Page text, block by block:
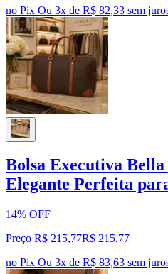
no Pix Ou 3x de R$ 82,33 sem
Bolsa Executiva
Elegante Perfeita
14% OFF
Preço R$ 215,77R$ 215,77
no Pix Ou 3x de R$ 83,63 sem